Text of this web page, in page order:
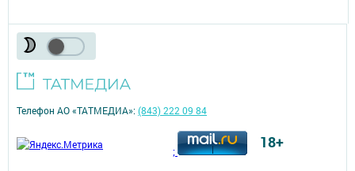
Телефон АО «ТАТМЕДИА»:(843) 222 09 84
; 18+